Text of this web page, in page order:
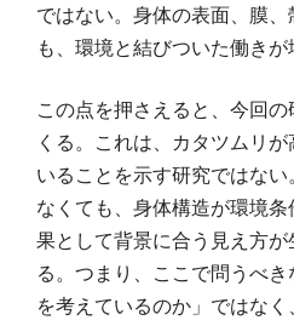
ではない。身体の表面、膜
も、環境と結びついた働きが
この点を押さえると、今回
くる。これは、カタツムリ
いることを示す研究ではな
なくても、身体構造が環境
果として背景に合う見え方
る。つまり、ここで問うべ
を考えているのか」ではな